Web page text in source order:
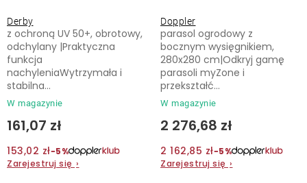
Derby
W magazynie
161,07 zł
153,02 zł−5%
Zarejestruj się ›
z ochroną UV 50+, obrotowy,
odchylany |Praktyczna
funkcja
nachyleniaWytrzymała i
stabilna...
Doppler
W magazynie
2 276,68 zł
2 162,85 zł−5%
Zarejestruj się ›
parasol ogrodowy z
bocznym wysięgnikiem,
280x280 cm|Odkryj gamę
parasoli myZone i
przekształć...